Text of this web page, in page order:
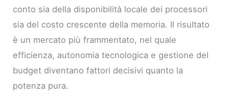
conto sia della disponibilità locale dei processori
sia del costo crescente della memoria. Il risultato
è un mercato più frammentato, nel quale
efficienza, autonomia tecnologica e gestione del
budget diventano fattori decisivi quanto la
potenza pura.